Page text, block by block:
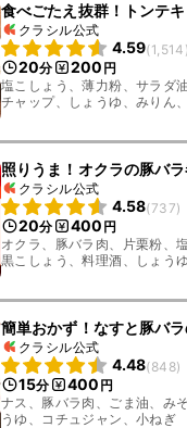
食べごたえ抜群！トンテキ
クラシル公式
4.59(1,514 )
20分 200 円
塩こしょう、薄力粉、サラダ
チャップ、しょうゆ、みりん
照りうま！オクラの豚バラ
クラシル公式
4.58(737)
20分 400 円
オクラ、豚バラ肉、片栗粉、
黒こしょう、料理酒、しょう
簡単おかず！なすと豚バ
クラシル公式
4.48(848)
15分 400 円
ナス、豚バラ肉、ごま油、み
うゆ、コチュジャン、小ねぎ